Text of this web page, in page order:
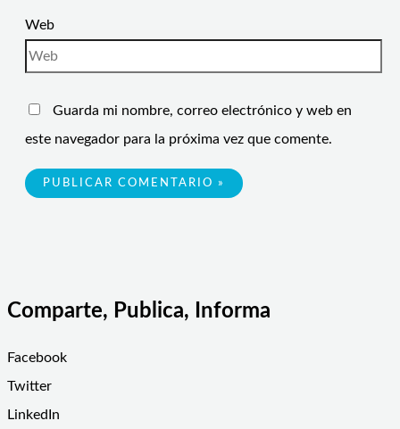
Web
Guarda mi nombre, correo electrónico y web en
este navegador para la próxima vez que comente.
Comparte, Publica, Informa
Facebook
Twitter
LinkedIn